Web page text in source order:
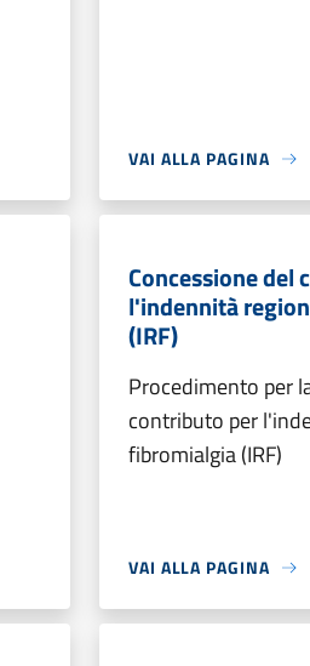
VAI ALLA PAGINA
Concessione del
l'indennità
(IRF)
Procedimento per
contributo per
fibromialgia (IRF)
VAI ALLA PAGINA